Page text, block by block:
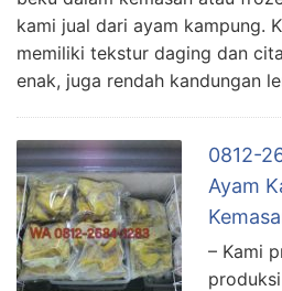
kami jual dari ayam kampung.
memiliki tekstur daging dan
enak, juga rendah kandungan
0812-
Ayam
– Kami